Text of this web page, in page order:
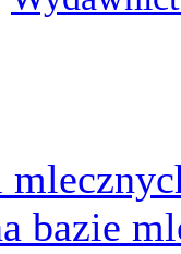
bazie